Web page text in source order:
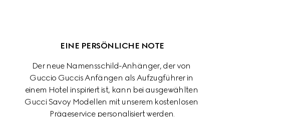
EINE PERSÖNLICHE NOTE
Der neue Namensschild-Anhänger, der von
Guccio Guccis Anfängen als Aufzugführer in
einem Hotel inspiriert ist, kann bei ausgewählten
Gucci Savoy Modellen mit unserem kostenlosen
Prägeservice personalisiert werden.